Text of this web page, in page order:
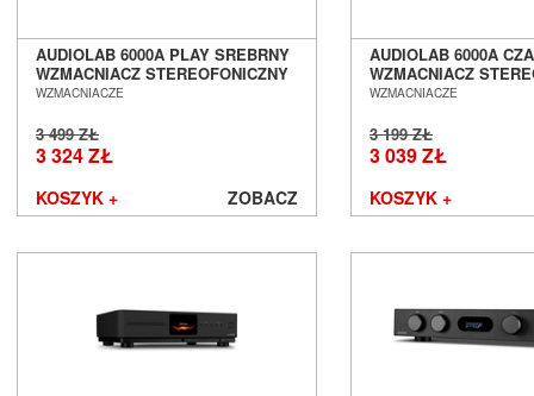
Heco
Heed Audio
HiDiamond
Hisense
Inakustik
JL Audio
Keces Audio
AUDIOLAB 6000A PLAY SREBRNY
WZMACNIACZ STEREOFONICZNY
Z FUNKCJAMI SIECIOWYMI SALON
OD RĘKI --- OUTLET ---
WZMACNIACZE
3 499 ZŁ
3 324 ZŁ
KOSZYK + ZOBACZ
AUDIOLAB 6000A
WZMACNIACZ
SALON POZNAŃ
WZMACNIACZE
3 199 ZŁ
3 039 ZŁ
KOSZYK +